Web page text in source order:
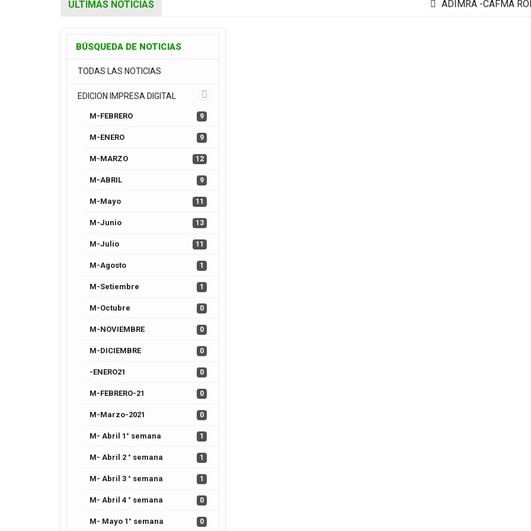
ULTIMAS NOTICIAS ADIMRA -CAFMA RONDA
BÚSQUEDA DE NOTICIAS
TODAS LAS NOTICIAS
EDICION IMPRESA DIGITAL
M-FEBRERO 9
M-ENERO 9
M-MARZO 12
M-ABRIL 9
M-Mayo 11
M-Junio 13
M-Julio 11
M-Agosto 1
M-Setiembre 1
M-Octubre 0
M-NOVIEMBRE 0
M-DICIEMBRE 0
-ENERO21 0
M-FEBRERO-21 0
M-Marzo-2021 0
M- Abril 1° semana 1
M- Abril 2 ° semana 1
M- Abril 3 ° semana 1
M- Abril 4 ° semana 0
M- Mayo 1° semana 0